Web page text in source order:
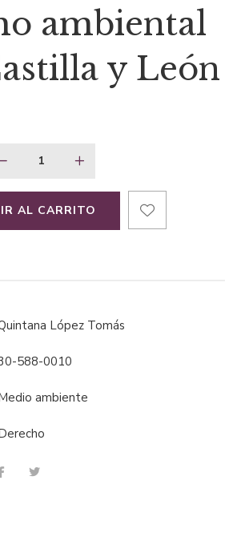
precio
actual
es:
ambiental
y León
AL CARRITO
Quintana López Tomás
588-0010
medio ambiente
derecho